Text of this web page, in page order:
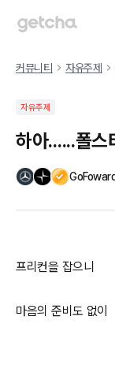
커뮤니티 자유주제
자유주제
하아......폴스
GoFoward
프리컨을 잡으니
마음의 준비도 없이